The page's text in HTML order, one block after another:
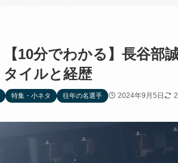
【10分でわかる】長谷部
タイルと経歴
特集・小ネタ 往年の名選手 2024年9月5日